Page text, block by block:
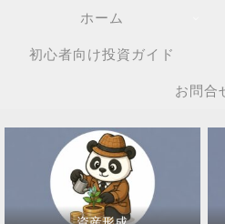
ホーム
初心者向け投資ガイド
お問合